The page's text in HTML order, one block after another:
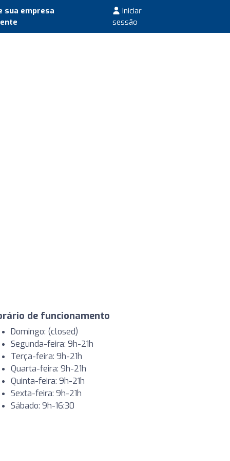
sua empresa
Iniciar
sessão
de funcionamento
Domingo: (closed)
Segunda-feira: 9h-21h
Terça-feira: 9h-21h
Quarta-feira: 9h-21h
Quinta-feira: 9h-21h
Sexta-feira: 9h-21h
Sábado: 9h-16:30